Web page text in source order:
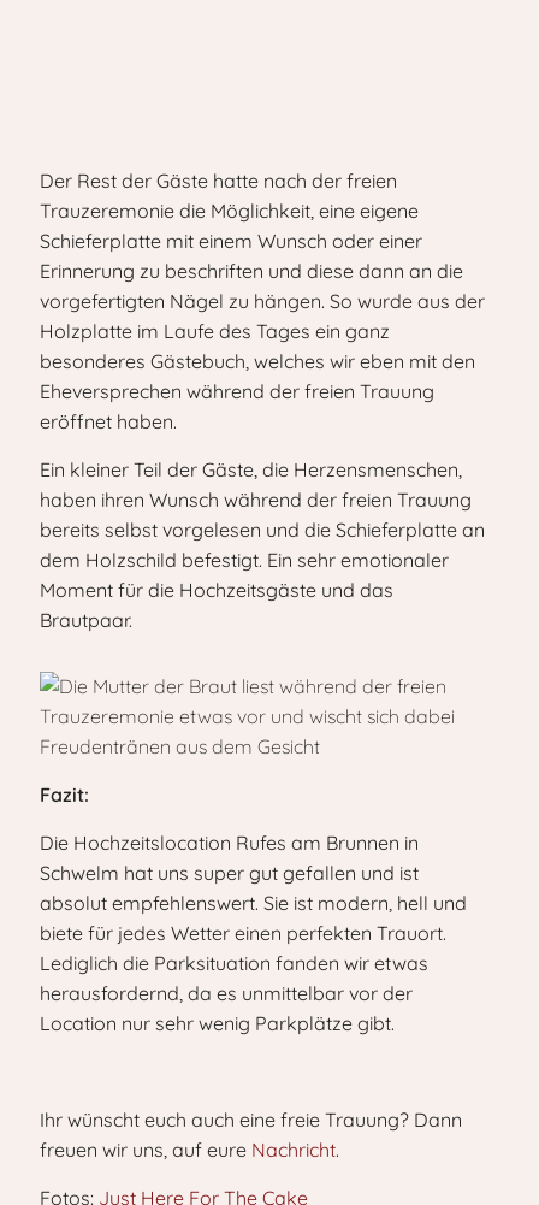
Der Rest der Gäste hatte nach der freien
Trauzeremonie die Möglichkeit, eine eigene
Schieferplatte mit einem Wunsch oder einer
Erinnerung zu beschriften und diese dann an die
vorgefertigten Nägel zu hängen. So wurde aus der
Holzplatte im Laufe des Tages ein ganz
besonderes Gästebuch, welches wir eben mit den
Eheversprechen während der freien Trauung
eröffnet haben.
Ein kleiner Teil der Gäste, die Herzensmenschen,
haben ihren Wunsch während der freien Trauung
bereits selbst vorgelesen und die Schieferplatte an
dem Holzschild befestigt. Ein sehr emotionaler
Moment für die Hochzeitsgäste und das
Brautpaar.
Fazit:
Die Hochzeitslocation Rufes am Brunnen in
Schwelm hat uns super gut gefallen und ist
absolut empfehlenswert. Sie ist modern, hell und
biete für jedes Wetter einen perfekten Trauort.
Lediglich die Parksituation fanden wir etwas
herausfordernd, da es unmittelbar vor der
Location nur sehr wenig Parkplätze gibt.
Ihr wünscht euch auch eine freie Trauung? Dann
freuen wir uns, auf eure Nachricht.
Fotos: Just Here For The Cake